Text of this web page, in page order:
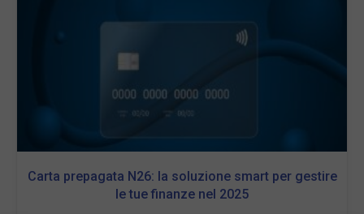
Carta prepagata N26: la soluzione smart per gestire
le tue finanze nel 2025